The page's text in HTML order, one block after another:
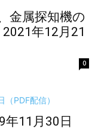
金属探知機の
年12月21
0
11月30日